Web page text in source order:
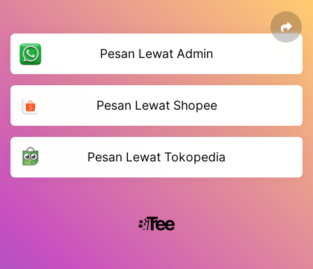
Pesan Lewat Admin
Pesan Lewat Shopee
Pesan Lewat Tokopedia